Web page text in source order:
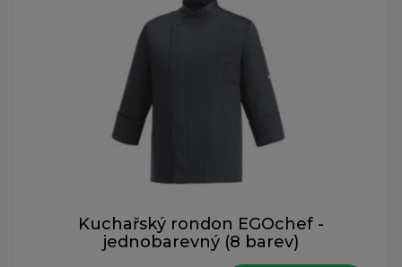
Kuchařský rondon EGOchef -
jednobarevný (8 barev)